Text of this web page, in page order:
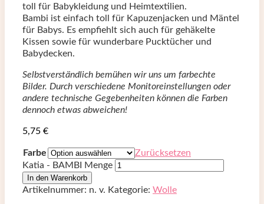
toll für Babykleidung und Heimtextilien.
Bambi ist einfach toll für Kapuzenjacken und Mäntel
für Babys. Es empfiehlt sich auch für gehäkelte
Kissen sowie für wunderbare Pucktücher und
Babydecken.
Selbstverständlich bemühen wir uns um farbechte
Bilder. Durch verschiedene Monitoreinstellungen oder
andere technische Gegebenheiten können die Farben
dennoch etwas abweichen!
5,75 €
Farbe
Zurücksetzen
Katia - BAMBI Menge
In den Warenkorb
Artikelnummer: n. v. Kategorie: Wolle